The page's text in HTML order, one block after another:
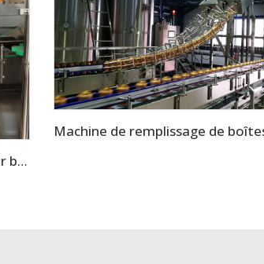
machine de remplissage d'aluminium pour boissons gazeuses, 1000-2000CPH, très demandée